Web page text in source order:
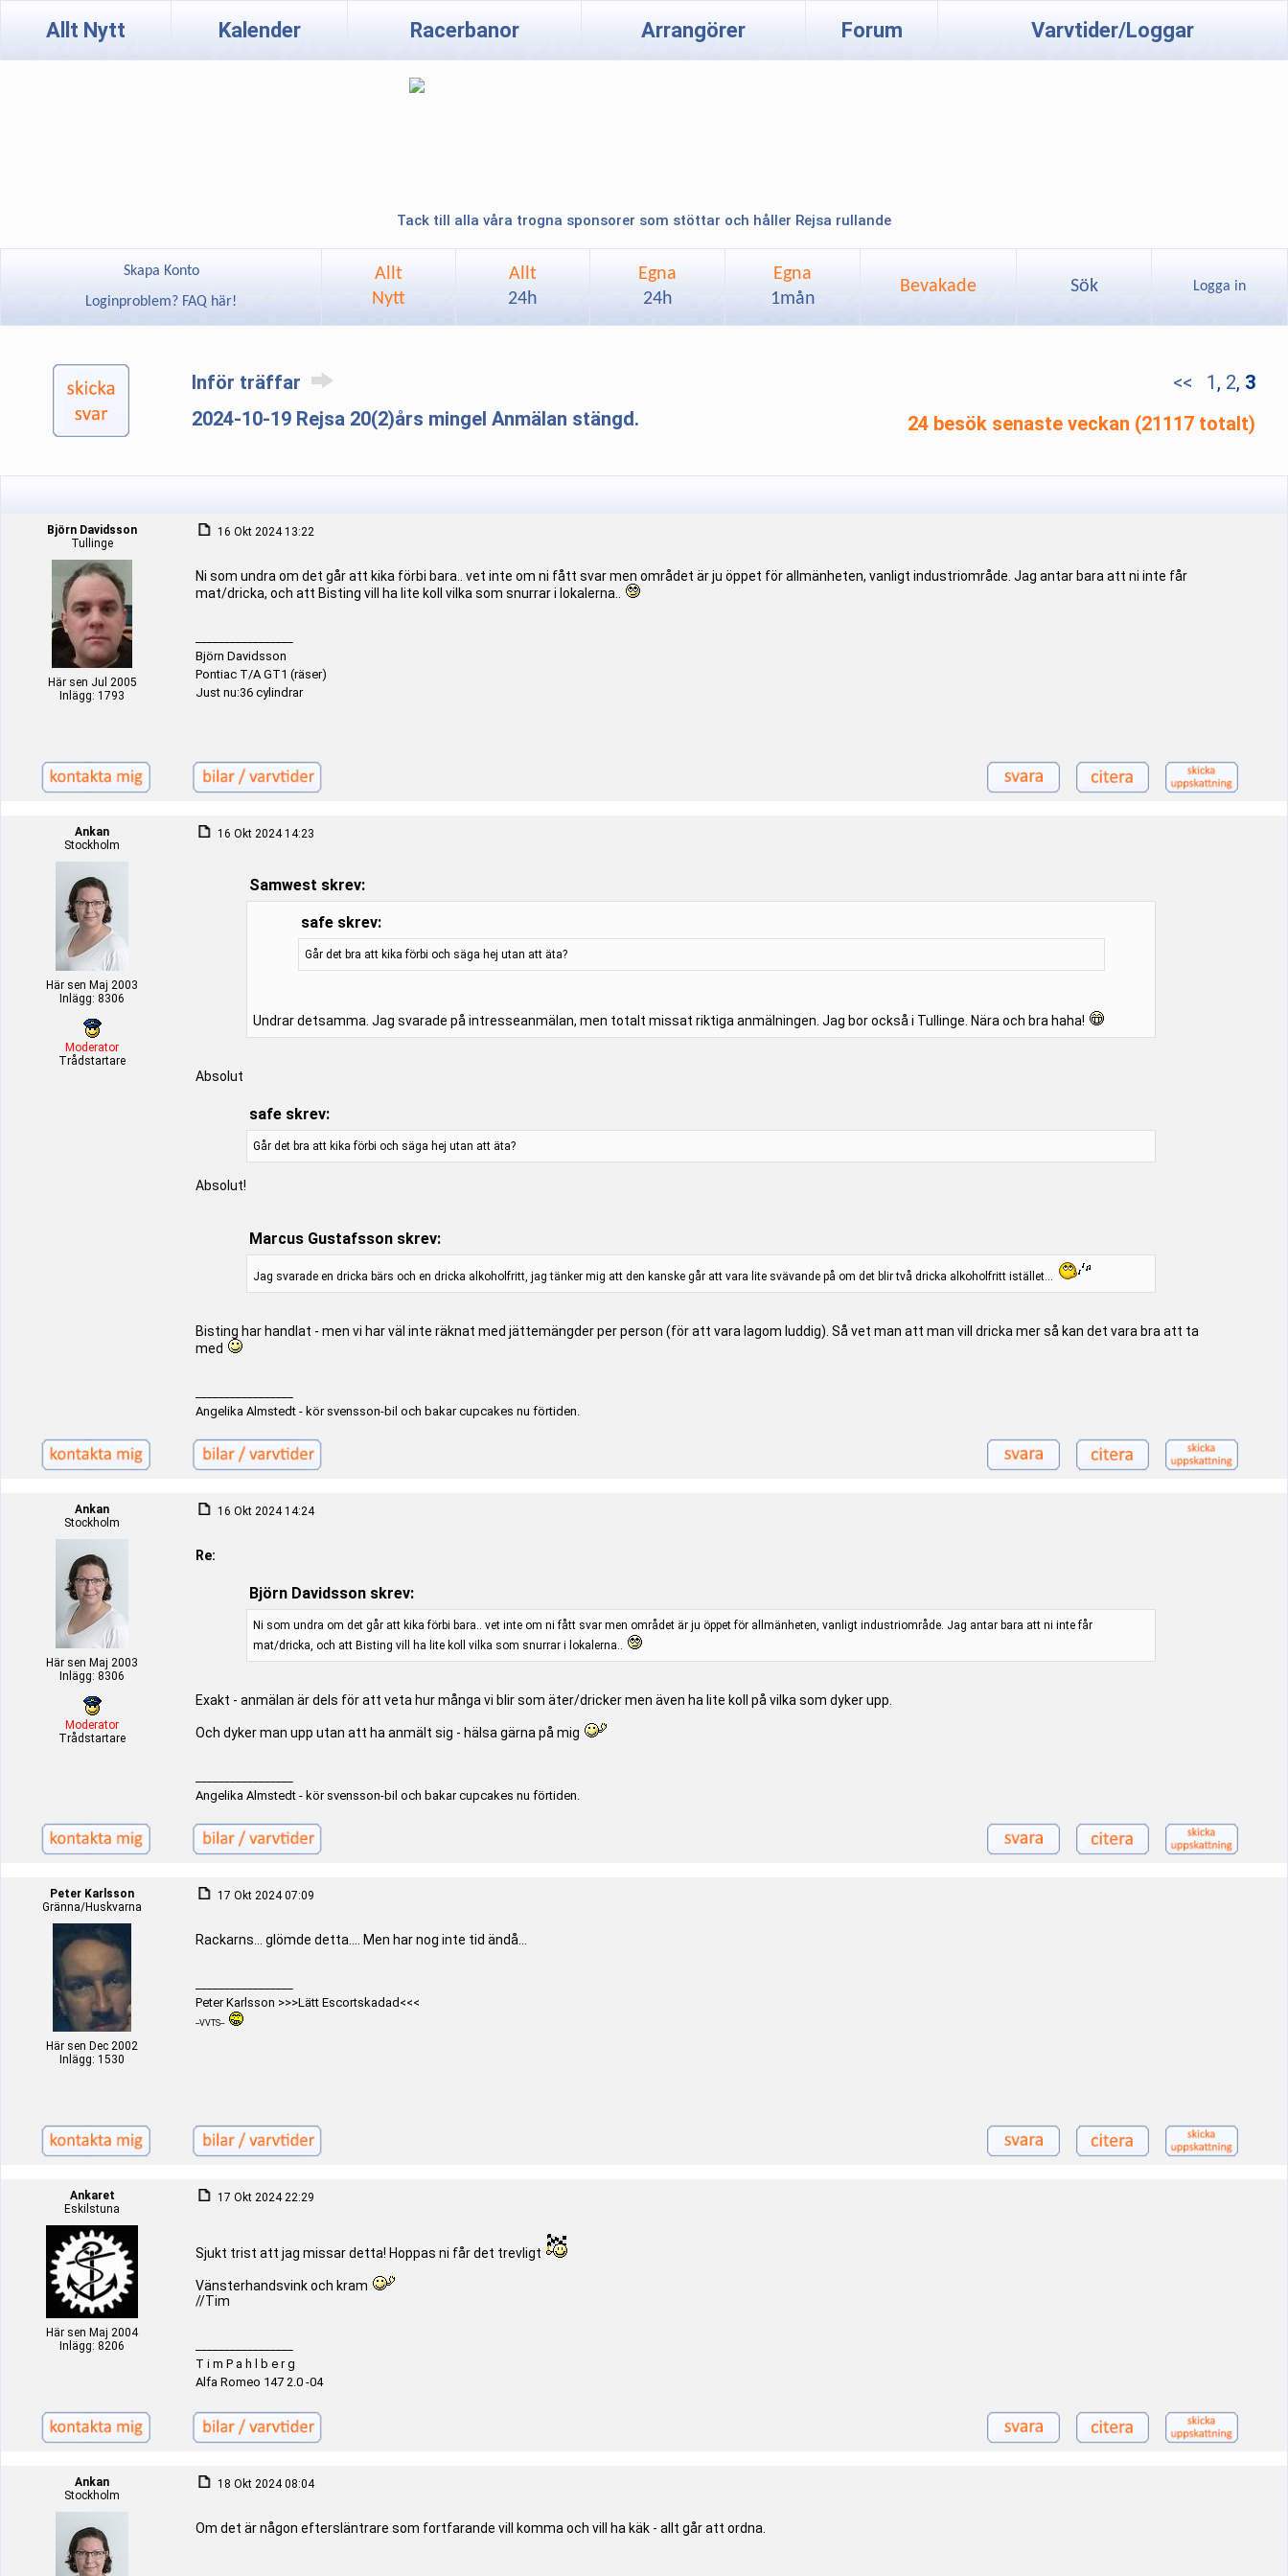
Allt Nytt Kalender Racerbanor Arrangörer Forum Varvtider/Loggar
Tack till alla våra trogna sponsorer som stöttar och håller Rejsa rullande
Skapa Konto
Loginproblem? FAQ här!
Allt
Nytt
Allt
24h
Egna
24h
Egna
1mån
Bevakade Sök Logga in
Inför träffar
2024-10-19 Rejsa 20(2)års mingel Anmälan stängd.
<< 1 , 2, 3
24 besök senaste veckan (21117 totalt)
Björn Davidsson
Tullinge
Här sen Jul 2005
Inlägg: 1793
16 Okt 2024 13:22
Ni som undra om det går att kika förbi bara.. vet inte om ni fått svar men området är ju öppet för allmänheten, vanligt industriområde. Jag antar bara att ni inte får
mat/dricka, och att Bisting vill ha lite koll vilka som snurrar i lokalerna..
Björn Davidsson
Pontiac T/A GT1 (räser)
Just nu:36 cylindrar
Ankan
Stockholm
Här sen Maj 2003
Inlägg: 8306
Moderator
Trådstartare
16 Okt 2024 14:23
Samwest skrev:
safe skrev:
Går det bra att kika förbi och säga hej utan att äta?
Undrar detsamma. Jag svarade på intresseanmälan, men totalt missat riktiga anmälningen. Jag bor också i Tullinge. Nära och bra haha!
Absolut
safe skrev:
Går det bra att kika förbi och säga hej utan att äta?
Absolut!
Marcus Gustafsson skrev:
Jag svarade en dricka bärs och en dricka alkoholfritt, jag tänker mig att den kanske går att vara lite svävande på om det blir två dricka alkoholfritt istället...
Bisting har handlat - men vi har väl inte räknat med jättemängder per person (för att vara lagom luddig). Så vet man att man vill dricka mer så kan det vara bra att ta
med
Angelika Almstedt - kör svensson-bil och bakar cupcakes nu förtiden.
Ankan
Stockholm
Här sen Maj 2003
Inlägg: 8306
Moderator
Trådstartare
16 Okt 2024 14:24
Re:
Björn Davidsson skrev:
Ni som undra om det går att kika förbi bara.. vet inte om ni fått svar men området är ju öppet för allmänheten, vanligt industriområde. Jag antar bara att ni inte får
mat/dricka, och att Bisting vill ha lite koll vilka som snurrar i lokalerna..
Exakt - anmälan är dels för att veta hur många vi blir som äter/dricker men även ha lite koll på vilka som dyker upp.
Och dyker man upp utan att ha anmält sig - hälsa gärna på mig
Angelika Almstedt - kör svensson-bil och bakar cupcakes nu förtiden.
Peter Karlsson
Gränna/Huskvarna
Här sen Dec 2002
Inlägg: 1530
17 Okt 2024 07:09
Rackarns... glömde detta.... Men har nog inte tid ändå...
Peter Karlsson >>>Lätt Escortskadad<<<
--VVTS--
Ankaret
Eskilstuna
Här sen Maj 2004
Inlägg: 8206
17 Okt 2024 22:29
Sjukt trist att jag missar detta! Hoppas ni får det trevligt
Vänsterhandsvink och kram
//Tim
T i m P a h l b e r g
Alfa Romeo 147 2.0 -04
Ankan
Stockholm
18 Okt 2024 08:04
Om det är någon eftersläntrare som fortfarande vill komma och vill ha käk - allt går att ordna.